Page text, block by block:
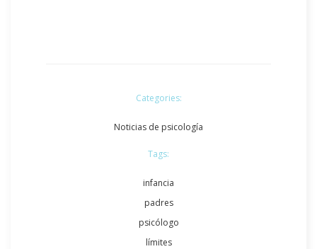
Categories:
Noticias de psicología
Tags:
infancia
padres
psicólogo
límites